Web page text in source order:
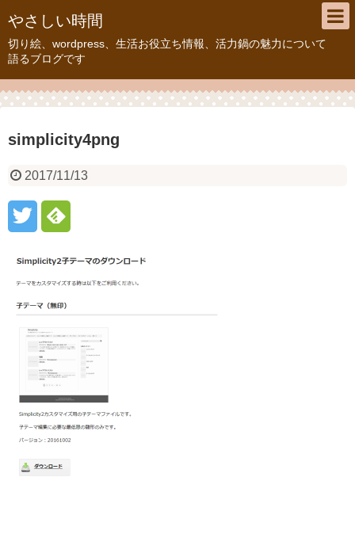
やさしい時間
切り絵、wordpress、生活お役立ち情報、活力鍋の魅力について
語るブログです
simplicity4png
2017/11/13